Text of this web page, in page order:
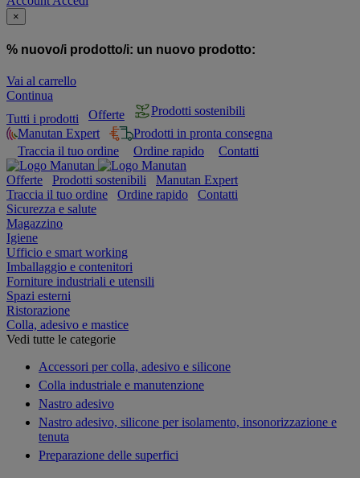
×
% nuovo/i prodotto/i: un nuovo prodotto:
Vai al carrello
Continua
Tutti i prodotti
Offerte
Prodotti sostenibili
Manutan Expert
Prodotti in pronta consegna
Traccia il tuo ordine
Ordine rapido Contatti
Offerte Prodotti sostenibili
Manutan Expert
Traccia il tuo ordine
Ordine rapido
Contatti
Sicurezza e salute
Magazzino
Igiene
Ufficio e smart working
Imballaggio e contenitori
Forniture industriali e utensili
Spazi esterni
Ristorazione
Colla, adesivo e mastice
Vedi tutte le categorie
Accessori per colla, adesivo e silicone
Colla industriale e manutenzione
Nastro adesivo
Nastro adesivo, silicone per isolamento, insonorizzazione e
tenuta
Preparazione delle superfici